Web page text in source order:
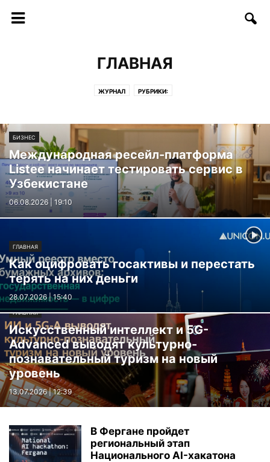
ГЛАВНАЯ
ЖУРНАЛ РУБРИКИ:
БИЗНЕС
Международная ресейл-платформа
Listee начинает тестировать сервис в
Узбекистане
06.08.2026 | 19:10
ГЛАВНАЯ
Как оцифровать госактивы и перестать
терять на них деньги
28.07.2026 | 15:40
ГЛАВНАЯ
Искусственный интеллект и 5G-
Advanced выводят культурно-
познавательный туризм на новый
уровень
13.07.2026 | 12:39
В Фергане пройдет
региональный этап
Национального AI-хакатона